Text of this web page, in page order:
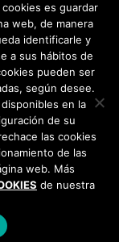
es guardar
web, de manera
identificarle y
a sus hábitos de
pueden ser
según desee.
en la
de su
las cookies
de las
web. Más
de nuestra